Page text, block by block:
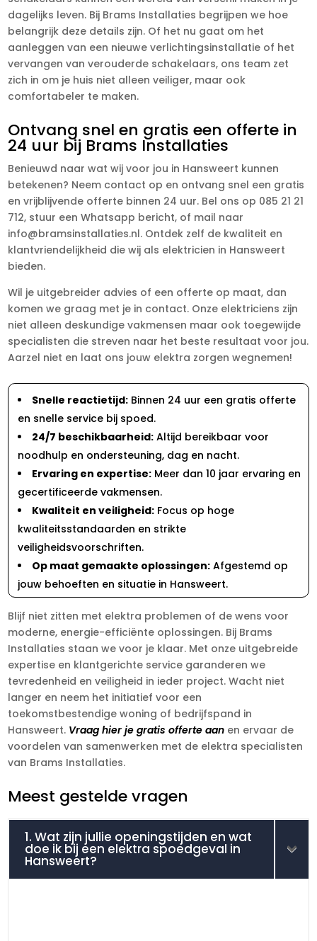
dagelijks leven. Bij Brams Installaties begrijpen we hoe
belangrijk deze details zijn. Of het nu gaat om het
aanleggen van een nieuwe verlichtingsinstallatie of het
vervangen van verouderde schakelaars, ons team zet
zich in om je huis niet alleen veiliger, maar ook
comfortabeler te maken.
Ontvang snel en gratis een offerte in
24 uur bij Brams Installaties
Benieuwd naar wat wij voor jou in Hansweert kunnen
betekenen? Neem contact op en ontvang snel een gratis
en vrijblijvende offerte binnen 24 uur. Bel ons op 085 21 21
712, stuur een Whatsapp bericht, of mail naar
info@bramsinstallaties.nl. Ontdek zelf de kwaliteit en
klantvriendelijkheid die wij als elektricien in Hansweert
bieden.
Wil je uitgebreider advies of een offerte op maat, dan
komen we graag met je in contact. Onze elektriciens zijn
niet alleen deskundige vakmensen maar ook toegewijde
specialisten die streven naar het beste resultaat voor jou.
Aarzel niet en laat ons jouw elektra zorgen wegnemen!
Snelle reactietijd: Binnen 24 uur een gratis offerte
en snelle service bij spoed.
24/7 beschikbaarheid: Altijd bereikbaar voor
noodhulp en ondersteuning, dag en nacht.
Ervaring en expertise: Meer dan 10 jaar ervaring en
gecertificeerde vakmensen.
Kwaliteit en veiligheid: Focus op hoge
kwaliteitsstandaarden en strikte
veiligheidsvoorschriften.
Op maat gemaakte oplossingen: Afgestemd op
jouw behoeften en situatie in Hansweert.
Blijf niet zitten met elektra problemen of de wens voor
moderne, energie-efficiënte oplossingen. Bij Brams
Installaties staan we voor je klaar. Met onze uitgebreide
expertise en klantgerichte service garanderen we
tevredenheid en veiligheid in ieder project. Wacht niet
langer en neem het initiatief voor een
toekomstbestendige woning of bedrijfspand in
Hansweert. Vraag hier je gratis offerte aan en ervaar de
voordelen van samenwerken met de elektra specialisten
van Brams Installaties.
Meest gestelde vragen
1. Wat zijn jullie openingstijden en wat
doe ik bij een elektra spoedgeval in
Hansweert?